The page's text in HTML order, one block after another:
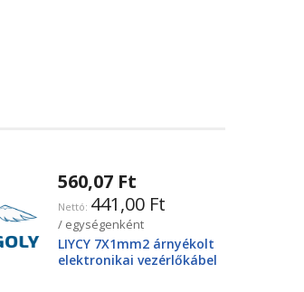
560,07 Ft
441,00 Ft
/ egységenként
LIYCY 7X1mm2 árnyékolt
elektronikai vezérlőkábel